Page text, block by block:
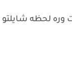
لحظه شايلتو